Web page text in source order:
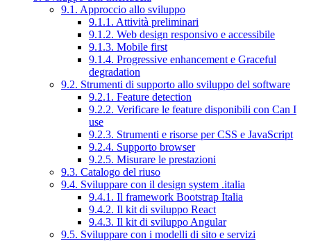
9.1. Approccio allo sviluppo
9.1.1. Attività preliminari
9.1.2. Web design responsivo e accessibile
9.1.3. Mobile first
9.1.4. Progressive enhancement e Graceful
degradation
9.2. Strumenti di supporto allo sviluppo del software
9.2.1. Feature detection
9.2.2. Verificare le feature disponibili con Can I
use
9.2.3. Strumenti e risorse per CSS e JavaScript
9.2.4. Supporto browser
9.2.5. Misurare le prestazioni
9.3. Catalogo del riuso
9.4. Sviluppare con il design system .italia
9.4.1. Il framework Bootstrap Italia
9.4.2. Il kit di sviluppo React
9.4.3. Il kit di sviluppo Angular
9.5. Sviluppare con i modelli di sito e servizi